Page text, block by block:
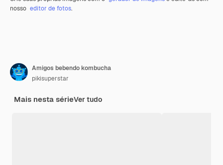
nosso editor de fotos.
Amigos bebendo kombucha
pikisuperstar
Mais nesta sérieVer tudo